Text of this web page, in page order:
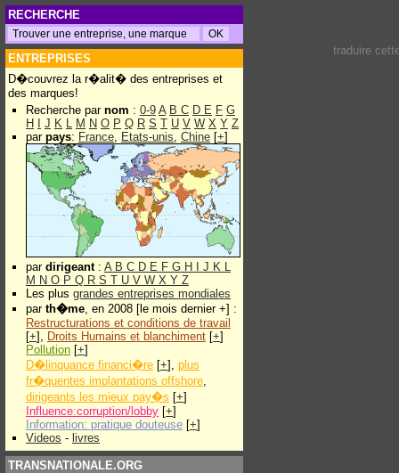
RECHERCHE
ENTREPRISES
D�couvrez la r�alit� des entreprises et
des marques!
Recherche par nom : 0-9 A B C D E F G
H
J K L M N O P Q R S T U V W X Y Z
par pays: France, Etats-unis, Chine [+]
par dirigeant: A B C D E F G H J K L
M N O P Q R S T U V W X Y Z
Les plus grandes entreprises mondiales
par th�me, en 2008 [le mois dernier +] :
Restructurations et conditions de travail
[+], Droits Humains et blanchiment [+]
Pollution [+]
D�linquance financi�re [+], plus
fr�quentes implantations offshore,
dirigeants les mieux pay�s [+]
Influence:corruption/lobby [+]
Information: pratique douteuse [+]
Videos - livres
TRANSNATIONALE.ORG
traduire